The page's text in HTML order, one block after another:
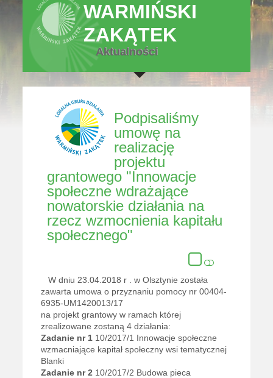
WARMIŃSKI
ZAKĄTEK
Aktualności
Podpisaliśmy
umowę na
realizację
projektu
grantowego "Innowacje
społeczne wdrażające
nowatorskie działania na
rzecz wzmocnienia kapitału
społecznego"
W dniu 23.04.2018 r . w Olsztynie została
zawarta umowa o przyznaniu pomocy nr 00404-
6935-UM1420013/17
na projekt grantowyw ramach której
zrealizowane zostaną 4 działania:
Zadanie nr 1 10/2017/1 Innowacje społeczne
wzmacniające kapitał społeczny wsi tematycznej
Blanki
Zadanie nr 2 10/2017/2 Budowa pieca